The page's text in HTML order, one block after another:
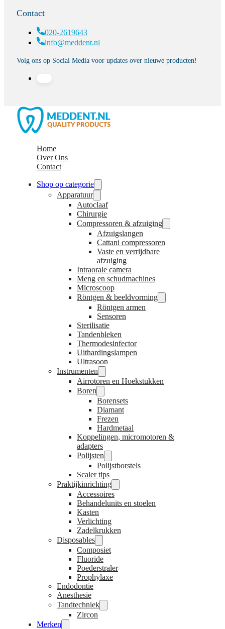
Contact
020-2619643
info@meddent.nl
Volg ons op Social Media voor updates over nieuwe producten!
Home
Over Ons
Contact
Shop op categorie
Apparatuur
Autoclaaf
Chirurgie
Compressoren & afzuiging
Afzuigslangen
Cattani compressoren
Vaste en verrijdbare
afzuiging
Intraorale camera
Meng en schudmachines
Microscoop
Röntgen & beeldvorming
Röntgen armen
Sensoren
Sterilisatie
Tandenbleken
Thermodesinfector
Uithardingslampen
Ultrasoon
Instrumenten
Airrotoren en Hoekstukken
Boren
Borensets
Diamant
Frezen
Hardmetaal
Koppelingen, micromotoren &
adapters
Polijsten
Polijstborstels
Scaler tips
Praktijkinrichting
Accessoires
Behandelunits en stoelen
Kasten
Verlichting
Zadelkrukken
Disposables
Composiet
Fluoride
Poederstraler
Prophylaxe
Endodontie
Anesthesie
Tandtechniek
Zircon
Merken